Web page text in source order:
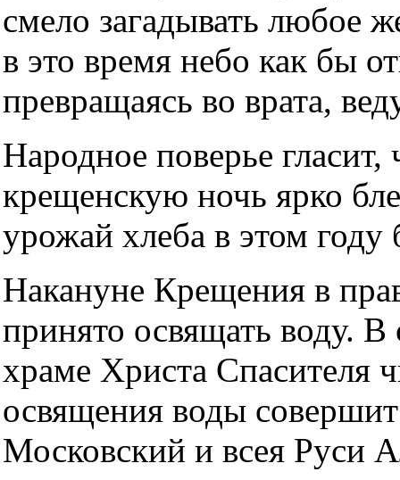
смело загадывать любое
в это время небо как бы
превращаясь во врата,
Hародное поверье гласит,
крещенскую ночь ярко
урожай хлеба в этом
Hакануне Крещения в
принято освящать воду. В
храме Христа Спасителя
освящения воды
Московский и всея Руси